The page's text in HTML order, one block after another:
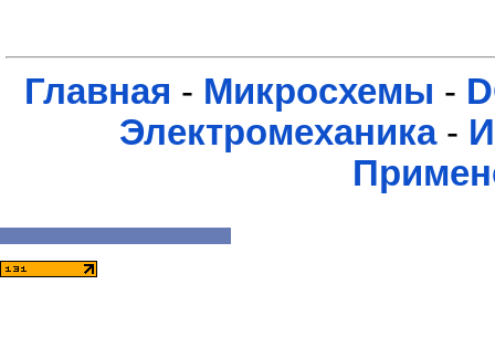
Главная - Микросхемы -
Электромеханика-